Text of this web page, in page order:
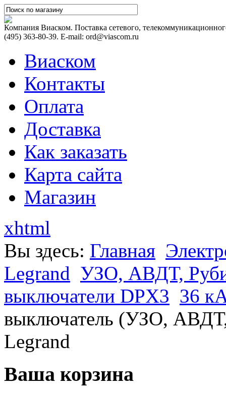
Компания Виаском. Поставка сетевого,
(495) 363-80-39. E-mail: ord@viascom.ru
Виаском
Контакты
Оплата
Доставка
Как заказать
Карта сайта
Магазин
xhtml
Вы здесь: Главная
Legrand УЗО, АВДТ,
выключатели DPX3 36
выключатель (УЗО,
Legrand
Ваша корзина